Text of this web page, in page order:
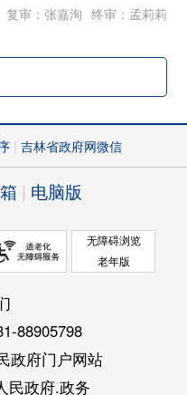
复审：张嘉洵 终审：孟莉莉